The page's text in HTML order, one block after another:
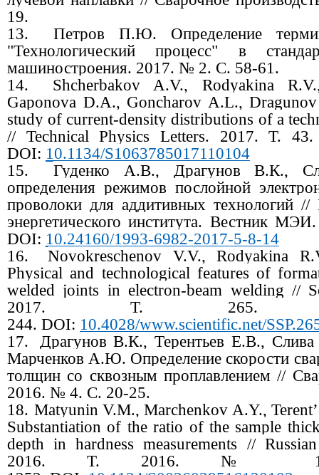
19.
13.
Петров П.Ю. Определение
"Технологический процесс" в
машиностроения. 2017. № 2. С. 58-61.
14.
Shcherbakov A.V., Rodyakina
Gaponova D.A., Goncharov A.L.,
study of current-density distributions of a
// Technical Physics Letters. 2017. Т.
DOI: 10.1134/S1063785017110104
15.
Гуденко А.В., Драгунов В.К.,
определения режимов послойной
проволоки для аддитивных технологий //
энергетического института. Вестник
DOI: 10.24160/1993-6982-2017-5-8-14
16.
Novokreschenov V.V., Rodyakina
Physical and technological features of
welded joints in electron-beam welding //
2017. Т. 265.
244. DOI: 10.4028/www.scientific.net/
17.
Драгунов В.К., Терентьев Е.В.,
Марченков А.Ю. Определение скорости
толщин со сквозным проплавлением //
2016. № 4. С. 20-25.
18. Matyunin V.M., Marchenkov A.Y.,
Substantiation of the ratio of the sample
depth in hardness measurements //
2016. Т. 2016. №